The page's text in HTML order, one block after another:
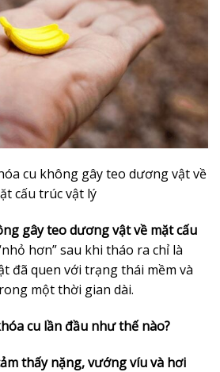
cu không gây teo dương vật về
cấu trúc vật lý
gây teo dương vật về mặt cấu
hơn” sau khi tháo ra chỉ là
đã quen với trạng thái mềm và
một thời gian dài.
cu lần đầu như thế nào?
thấy nặng, vướng víu và hơi